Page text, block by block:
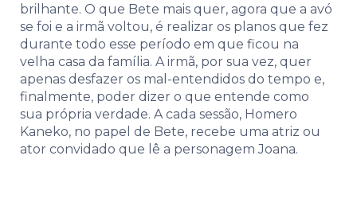
brilhante. O que Bete mais quer, agora que a avó
se foi e a irmã voltou, é realizar os planos que fez
durante todo esse período em que ficou na
velha casa da família. A irmã, por sua vez, quer
apenas desfazer os mal-entendidos do tempo e,
finalmente, poder dizer o que entende como
sua própria verdade. A cada sessão, Homero
Kaneko, no papel de Bete, recebe uma atriz ou
ator convidado que lê a personagem Joana.